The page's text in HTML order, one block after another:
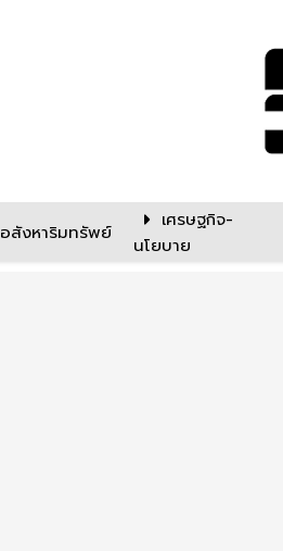
อสังหาริมทรัพย์
เศรษฐกิจ-
นโยบาย